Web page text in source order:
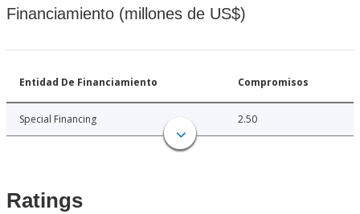
Financiamiento (millones de US$)
Entidad De Financiamiento Compromisos
Special Financing 2.50
Ratings